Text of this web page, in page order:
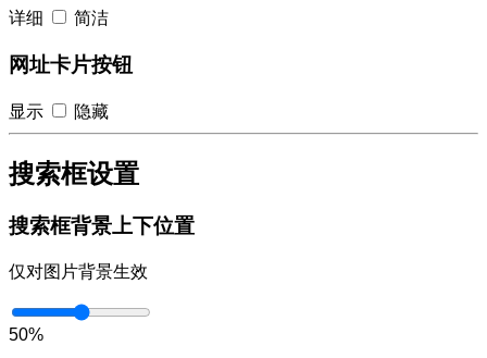
详细 简洁
网址卡片按钮
显示 隐藏
搜索框设置
搜索框背景上下位置
仅对图片背景生效
50%